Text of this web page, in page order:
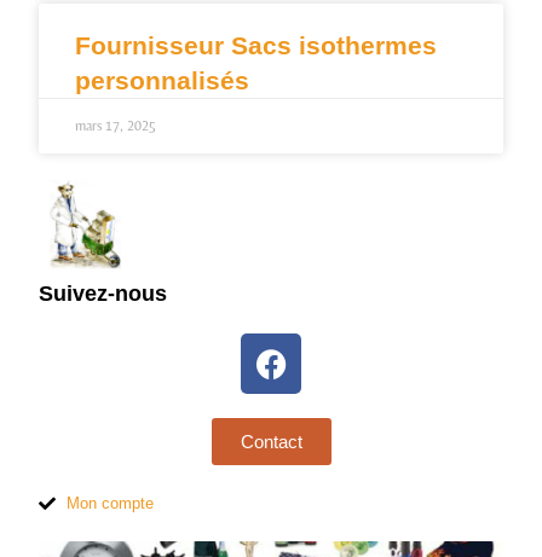
Fournisseur Sacs isothermes
personnalisés
mars 17, 2025
Suivez-nous
Contact
Mon compte